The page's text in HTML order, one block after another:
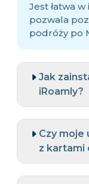
Jest łatwa w
pozwala
podróży po
Jak
iRoamly?
Czy moje
z kartami